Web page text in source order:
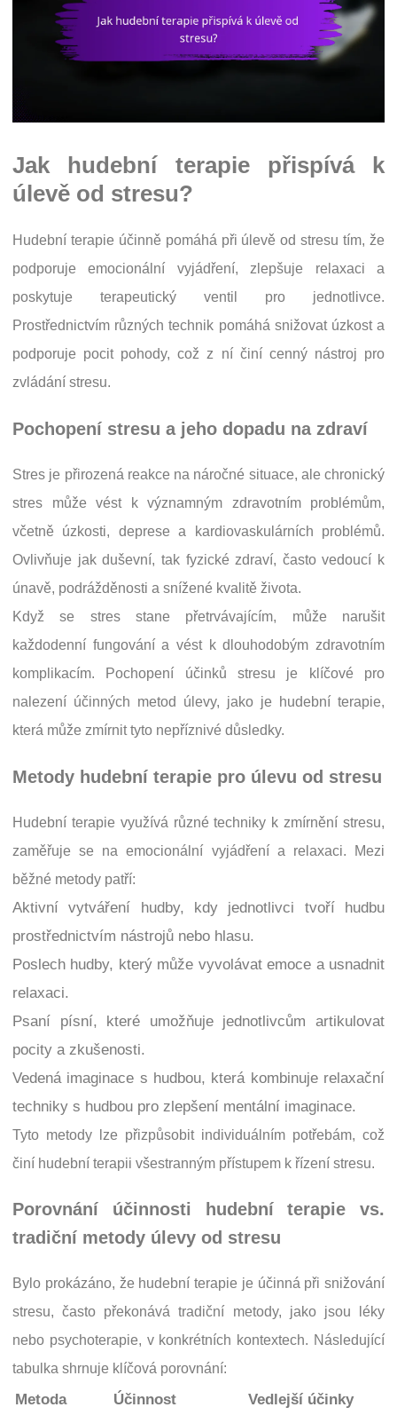
Jak hudební terapie přispívá k
úlevě od stresu?
Hudební terapie účinně pomáhá při úlevě od stresu tím, že
podporuje emocionální vyjádření, zlepšuje relaxaci a
poskytuje terapeutický ventil pro jednotlivce.
Prostřednictvím různých technik pomáhá snižovat úzkost a
podporuje pocit pohody, což z ní činí cenný nástroj pro
zvládání stresu.
Pochopení stresu a jeho dopadu na zdraví
Stres je přirozená reakce na náročné situace, ale chronický
stres může vést k významným zdravotním problémům,
včetně úzkosti, deprese a kardiovaskulárních problémů.
Ovlivňuje jak duševní, tak fyzické zdraví, často vedoucí k
únavě, podrážděnosti a snížené kvalitě života.
Když se stres stane přetrvávajícím, může narušit
každodenní fungování a vést k dlouhodobým zdravotním
komplikacím. Pochopení účinků stresu je klíčové pro
nalezení účinných metod úlevy, jako je hudební terapie,
která může zmírnit tyto nepříznivé důsledky.
Metody hudební terapie pro úlevu od stresu
Hudební terapie využívá různé techniky k zmírnění stresu,
zaměřuje se na emocionální vyjádření a relaxaci. Mezi
běžné metody patří:
Aktivní vytváření hudby, kdy jednotlivci tvoří hudbu
prostřednictvím nástrojů nebo hlasu.
Poslech hudby, který může vyvolávat emoce a usnadnit
relaxaci.
Psaní písní, které umožňuje jednotlivcům artikulovat
pocity a zkušenosti.
Vedená imaginace s hudbou, která kombinuje relaxační
techniky s hudbou pro zlepšení mentální imaginace.
Tyto metody lze přizpůsobit individuálním potřebám, což
činí hudební terapii všestranným přístupem k řízení stresu.
Porovnání účinnosti hudební terapie vs.
tradiční metody úlevy od stresu
Bylo prokázáno, že hudební terapie je účinná při snižování
stresu, často překonává tradiční metody, jako jsou léky
nebo psychoterapie, v konkrétních kontextech. Následující
tabulka shrnuje klíčová porovnání:
Metoda Účinnost Vedlejší účinky